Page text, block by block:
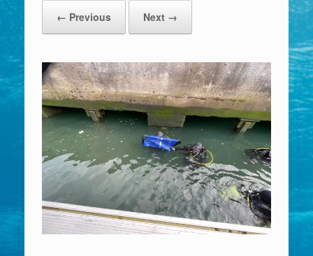
← Previous
Next →